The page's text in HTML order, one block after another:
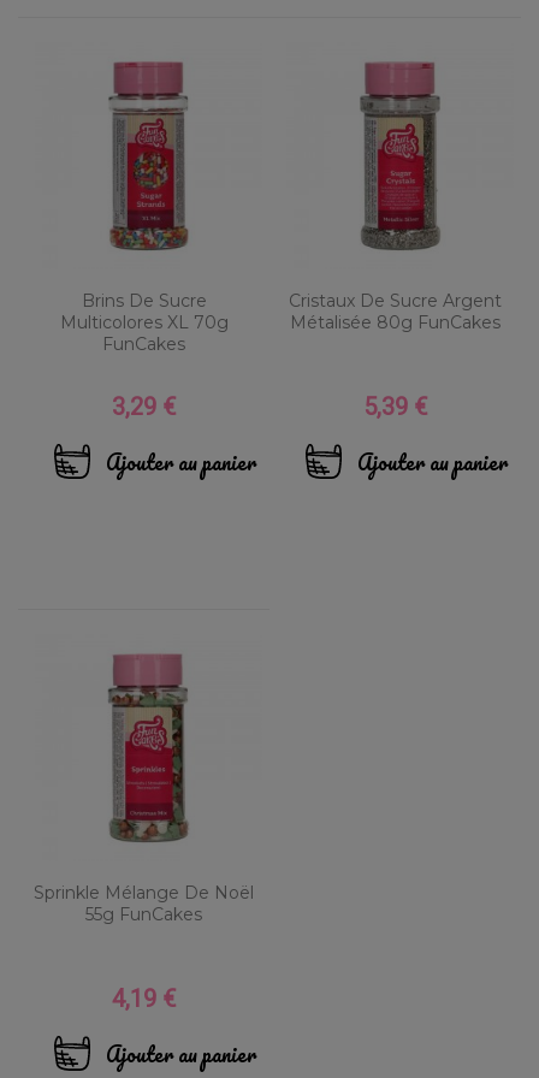
Brins De Sucre
Multicolores XL 70g
FunCakes
Prix
3,29 €
Ajouter au panier
Cristaux De Sucre Argent
Métalisée 80g FunCakes
Prix
5,39 €
Ajouter au panier
Sprinkle Mélange De Noël
55g FunCakes
Prix
4,19 €
Ajouter au panier